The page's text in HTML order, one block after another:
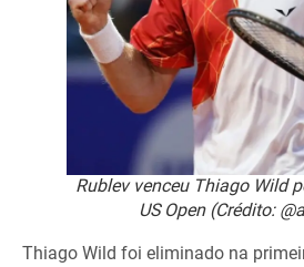
Rublev venceu Thiago Wild
US Open (Crédito:
Thiago Wild foi eliminado na